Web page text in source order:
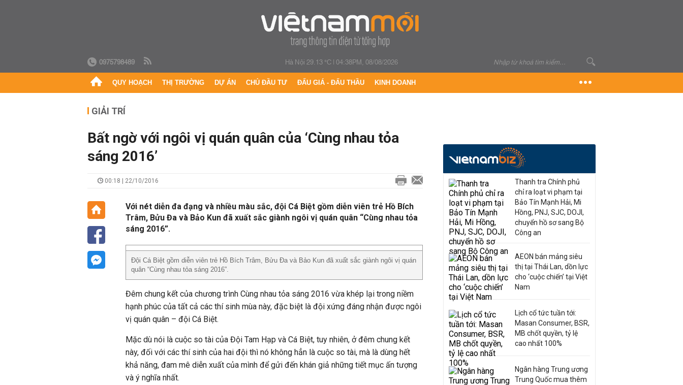
0975798489 Hà Nội 29.13 °C|04:38PM, 08/08/2026
QUY HOẠCH THỊ TRƯỜNG DỰ ÁN CHỦ ĐẦU TƯ ĐẤU GIÁ - ĐẤU THẦU KINH DOANH
GIẢI TRÍ
Bất ngờ với ngôi vị quán quân của ‘Cùng nhau tỏa
sáng 2016’
00:18 | 22/10/2016
Với nét diễn đa đạng và nhiều màu sắc, đội Cá Biệt gồm diễn viên trẻ Hồ Bích
Trâm, Bửu Đa và Bảo Kun đã xuất sắc giành ngôi vị quán quân “Cùng nhau tỏa
sáng 2016”.
Đội Cá Biệt gồm diễn viên trẻ Hồ Bích Trâm, Bửu Đa và Bảo Kun đã xuất sắc giành ngôi vị quán
quân “Cùng nhau tỏa sáng 2016”.
Đêm chung kết của chương trình Cùng nhau tỏa sáng 2016 vừa khép lại trong niềm
hạnh phúc của tất cả các thí sinh mùa này, đặc biệt là đội xứng đáng nhận được ngôi
vị quán quân – đội Cá Biệt.
Mặc dù nói là cuộc so tài của Đội Tam Hạp và Cá Biệt, tuy nhiên, ở đêm chung kết
này, đối với các thí sinh của hai đội thì nó không hẳn là cuộc so tài, mà là dùng hết
khả năng, đam mê diễn xuất của mình để gửi đến khán giả những tiết mục ấn tượng
và ý nghĩa nhất.
Thanh tra Chính phủ
chỉ ra loạt vi phạm tại
Bảo Tín Mạnh Hải, Mi
Hồng, PNJ, SJC, DOJI,
chuyển hồ sơ sang Bộ
Công an
AEON bán mảng siêu
thị tại Thái Lan, dồn lực
cho ‘cuộc chiến’ tại Việt
Nam
Lịch cổ tức tuần tới:
Masan Consumer, BSR,
MB chốt quyền, tỷ lệ
cao nhất 100%
Ngân hàng Trung ương
Trung Quốc mua thêm